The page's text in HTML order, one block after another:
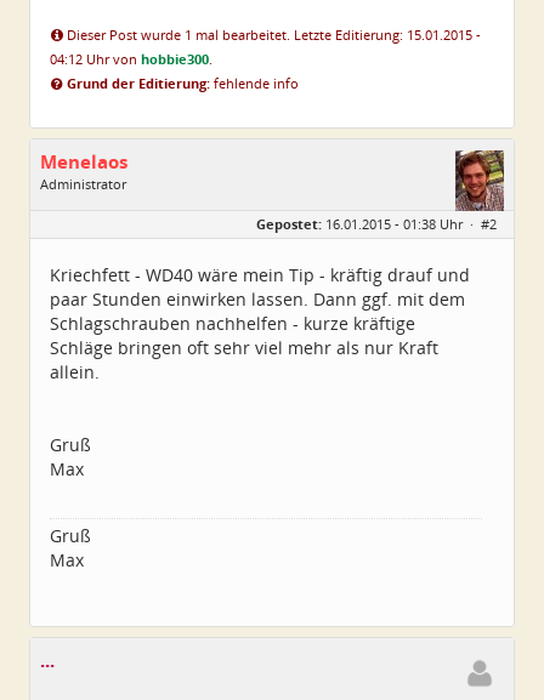
Dieser Post wurde 1 mal bearbeitet. Letzte Editierung: 15.01.2015 -
04:12 Uhr von hobbie300.
Grund der Editierung: fehlende info
Menelaos
Administrator
Alter:
40
Dabei seit:
04 / 2007
Gepostet: 16.01.2015 - 01:38 Uhr · #2
Kriechfett - WD40 wäre mein Tip - kräftig drauf und
paar Stunden einwirken lassen. Dann ggf. mit dem
Schlagschrauben nachhelfen - kurze kräftige
Schläge bringen oft sehr viel mehr als nur Kraft
allein.
Gruß
Max
Gruß
Max
...